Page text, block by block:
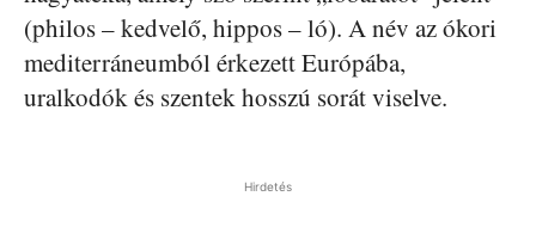
(philos – kedvelő, hippos – ló). A név az ókori
mediterráneumból érkezett Európába,
uralkodók és szentek hosszú sorát viselve.
Hirdetés